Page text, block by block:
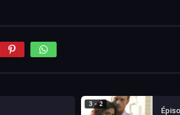
3 - 2